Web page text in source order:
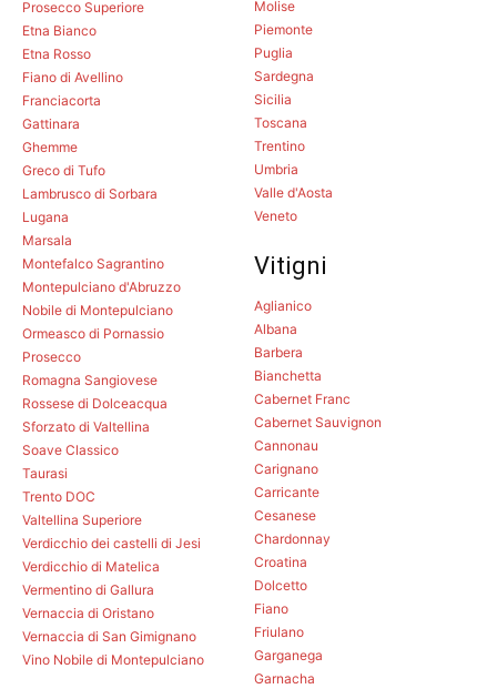
Prosecco Superiore
Etna Bianco
Etna Rosso
Fiano di Avellino
Franciacorta
Gattinara
Ghemme
Greco di Tufo
Lambrusco di Sorbara
Lugana
Marsala
Montefalco Sagrantino
Montepulciano d'Abruzzo
Nobile di Montepulciano
Ormeasco di Pornassio
Prosecco
Romagna Sangiovese
Rossese di Dolceacqua
Sforzato di Valtellina
Soave Classico
Taurasi
Trento DOC
Valtellina Superiore
Verdicchio dei castelli di Jesi
Verdicchio di Matelica
Vermentino di Gallura
Vernaccia di Oristano
Vernaccia di San Gimignano
Vino Nobile di Montepulciano
Molise
Piemonte
Puglia
Sardegna
Sicilia
Toscana
Trentino
Umbria
Valle d'Aosta
Veneto
Vitigni
Aglianico
Albana
Barbera
Bianchetta
Cabernet Franc
Cabernet Sauvignon
Cannonau
Carignano
Carricante
Cesanese
Chardonnay
Croatina
Dolcetto
Fiano
Friulano
Garganega
Garnacha